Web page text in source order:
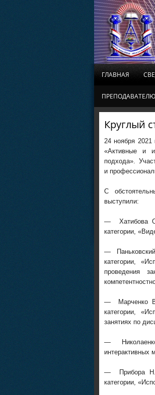
ГЛАВНАЯ
ПРЕПОДАВАТЕЛЮ
Круглый
24 ноября 2021
«Активные и
подхода».
и
С
выступили:
— Хатибова
категории,
— Паньковский
категории,
проведения
— Марченко
категории,
занятиях по
— Николаенко
интерактивных
— Прибора
категории,